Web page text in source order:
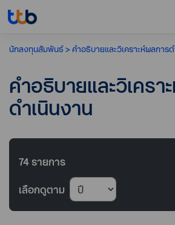
นักลงทุนสัมพันธ์ คำอธิบายและวิเคราะห์ผลการ
คำอธิบายและวิเครา
ดำเนินงาน
74รายการ
เลือกดูตาม